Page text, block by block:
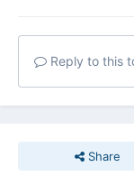
Reply to this
Share